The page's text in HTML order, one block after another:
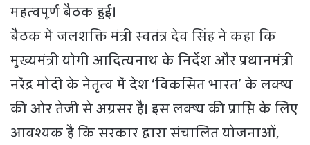
महत्वपूर्ण बैठक हुई।
बैठक में जलशक्ति मंत्री स्वतंत्र देव सिंह ने कहा कि
मुख्यमंत्री योगी आदित्यनाथ के निर्देश और प्रधानमंत्री
नरेंद्र मोदी के नेतृत्व में देश ‘विकसित भारत’ के लक्ष्य
की ओर तेजी से अग्रसर है। इस लक्ष्य की प्राप्ति के लिए
आवश्यक है कि सरकार द्वारा संचालित योजनाओं,